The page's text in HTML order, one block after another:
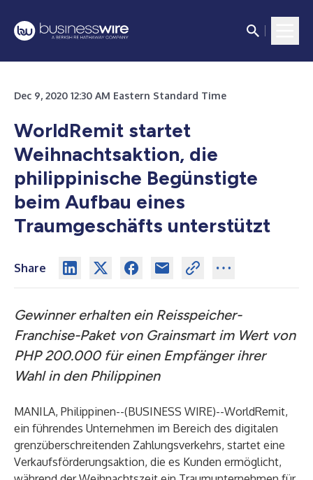
Dec 9, 2020 12:30 AM Eastern Standard Time
WorldRemit startet
Weihnachtsaktion, die
philippinische Begünstigte
beim Aufbau eines
Traumgeschäfts unterstützt
Share
Gewinner erhalten ein Reisspeicher-
Franchise-Paket von Grainsmart im Wert von
PHP 200.000 für einen Empfänger ihrer
Wahl in den Philippinen
MANILA, Philippinen--(BUSINESS WIRE)--WorldRemit,
ein führendes Unternehmen im Bereich des digitalen
grenzüberschreitenden Zahlungsverkehrs, startet eine
Verkaufsförderungsaktion, die es Kunden ermöglicht,